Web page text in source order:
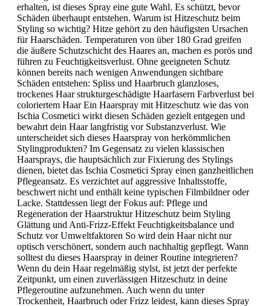
erhalten, ist dieses Spray eine gute Wahl. Es schützt, bevor
Schäden überhaupt entstehen. Warum ist Hitzeschutz beim
Styling so wichtig? Hitze gehört zu den häufigsten Ursachen
für Haarschäden. Temperaturen von über 180 Grad greifen
die äußere Schutzschicht des Haares an, machen es porös und
führen zu Feuchtigkeitsverlust. Ohne geeigneten Schutz
können bereits nach wenigen Anwendungen sichtbare
Schäden entstehen: Spliss und Haarbruch glanzloses,
trockenes Haar strukturgeschädigte Haarfasern Farbverlust bei
coloriertem Haar Ein Haarspray mit Hitzeschutz wie das von
Ischia Cosmetici wirkt diesen Schäden gezielt entgegen und
bewahrt dein Haar langfristig vor Substanzverlust. Wie
unterscheidet sich dieses Haarspray von herkömmlichen
Stylingprodukten? Im Gegensatz zu vielen klassischen
Haarsprays, die hauptsächlich zur Fixierung des Stylings
dienen, bietet das Ischia Cosmetici Spray einen ganzheitlichen
Pflegeansatz. Es verzichtet auf aggressive Inhaltsstoffe,
beschwert nicht und enthält keine typischen Filmbildner oder
Lacke. Stattdessen liegt der Fokus auf: Pflege und
Regeneration der Haarstruktur Hitzeschutz beim Styling
Glättung und Anti-Frizz-Effekt Feuchtigkeitsbalance und
Schutz vor Umweltfaktoren So wird dein Haar nicht nur
optisch verschönert, sondern auch nachhaltig gepflegt. Wann
solltest du dieses Haarspray in deiner Routine integrieren?
Wenn du dein Haar regelmäßig stylst, ist jetzt der perfekte
Zeitpunkt, um einen zuverlässigen Hitzeschutz in deine
Pflegeroutine aufzunehmen. Auch wenn du unter
Trockenheit, Haarbruch oder Frizz leidest, kann dieses Spray